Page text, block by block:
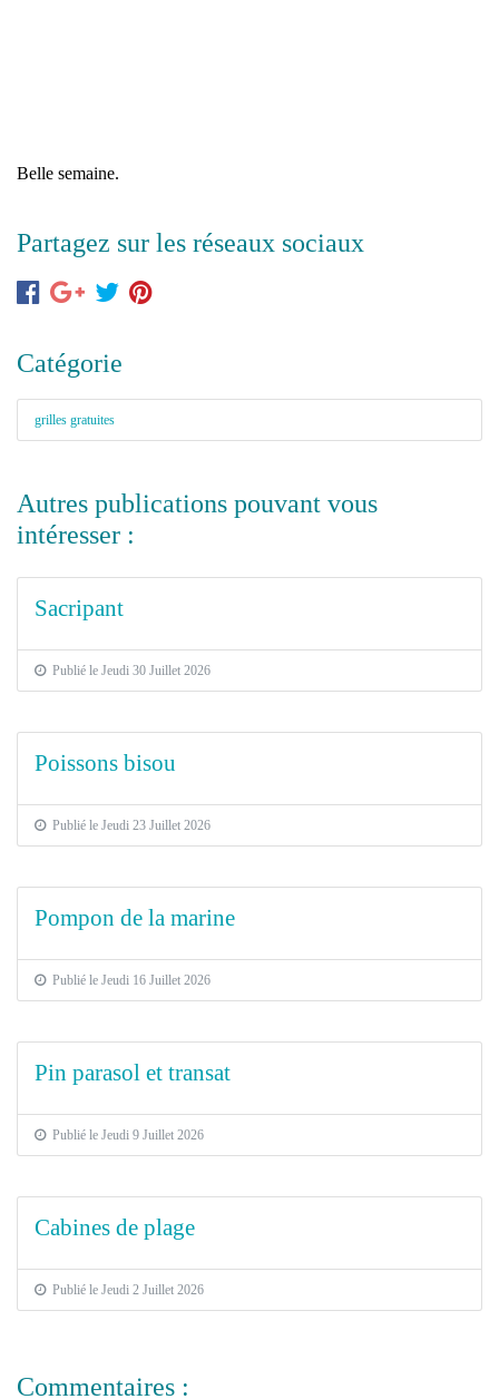
Belle semaine.
Partagez sur les réseaux sociaux
Catégorie
grilles gratuites
Autres publications pouvant vous
intéresser :
Sacripant
Publié le Jeudi 30 Juillet 2026
Poissons bisou
Publié le Jeudi 23 Juillet 2026
Pompon de la marine
Publié le Jeudi 16 Juillet 2026
Pin parasol et transat
Publié le Jeudi 9 Juillet 2026
Cabines de plage
Publié le Jeudi 2 Juillet 2026
Commentaires :